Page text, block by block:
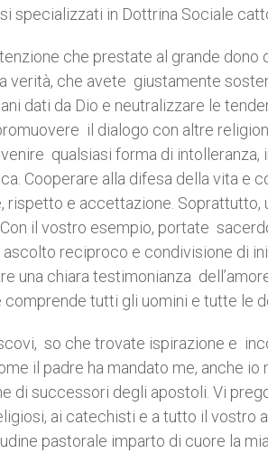
specializzati in Dottrina Sociale
che prestate al grande
verità, che avete giustamente
dati da Dio e neutralizzare le
il dialogo con altre
qualsiasi forma di
Cooperare alla difesa della vita e
rispetto e accettazione.
il vostro esempio, portate
reciproco e condivisione di
una chiara testimonianza
tutti gli uomini e tutte le
so che trovate ispirazione e
il padre ha mandato me, anche io
di successori degli apostoli. Vi
ai catechisti e a tutto il vostro
pastorale imparto di cuore la